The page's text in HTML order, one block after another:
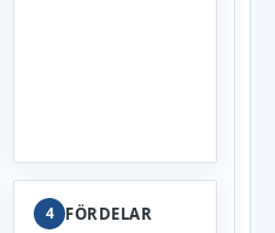
4 FÖRDELAR